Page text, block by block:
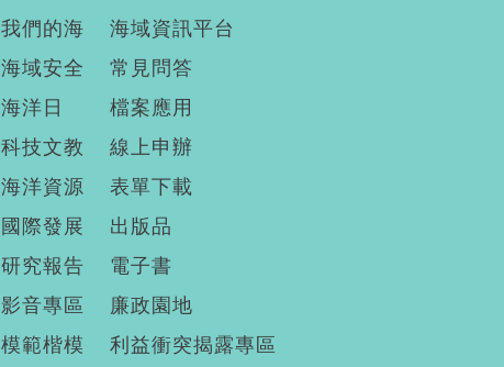
我們的海
海域安全
海洋日
科技文教
海洋資源
國際發展
研究報告
影音專區
模範楷模
海域資訊平台
常見問答
檔案應用
線上申辦
表單下載
出版品
電子書
廉政園地
利益衝突揭露專區